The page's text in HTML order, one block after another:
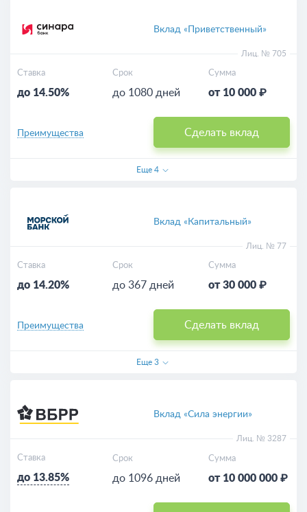
Вклад «Приветственный»
Лиц. № 705
Ставка
до 14.50%
Срок
до 1080 дней
Сумма
от 10 000 ₽
Сделать вклад
Преимущества
Еще 4
Вклад «Капитальный»
Лиц. № 77
Ставка
до 14.20%
Срок
до 367 дней
Сумма
от 30 000 ₽
Сделать вклад
Преимущества
Еще 3
Вклад «Сила энергии»
Лиц. № 3287
Ставка
до 13.85%
Срок
до 1096 дней
Сумма
от 10 000 000 ₽